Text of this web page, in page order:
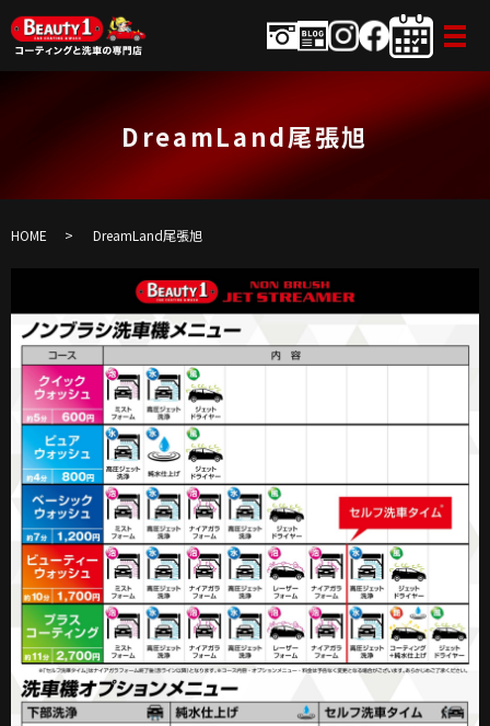
DreamLand尾張旭
HOME DreamLand尾張旭